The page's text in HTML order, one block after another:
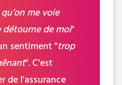
me voie
détourne de moi"
sentiment "trop
". C'est
de l'assurance